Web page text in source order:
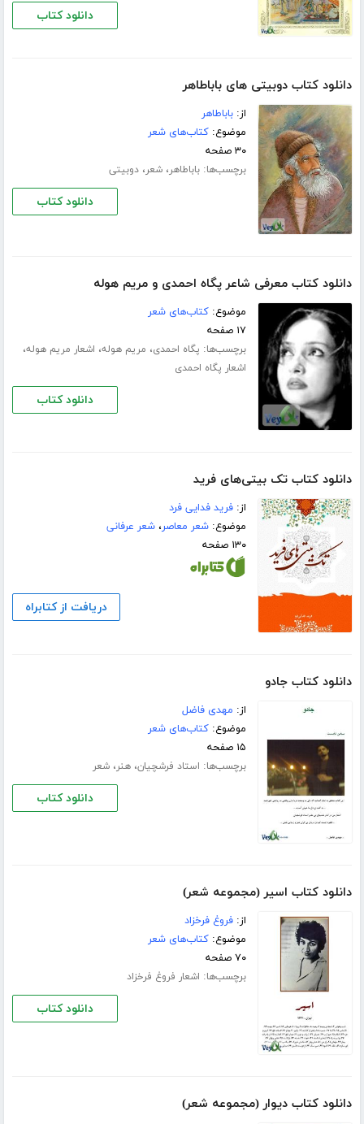
دانلود کتاب
دانلود کتاب دوبیتی های باباطاهر
از:باباطاهر
موضوع:کتاب‌های شعر
۳۰ صفحه
برچسب‌ها:باباطاهر،شعر،دوبیتی
دانلود کتاب
دانلود کتاب معرفی شاعر پگاه احمدی و مریم هوله
موضوع:کتاب‌های شعر
۱۷ صفحه
برچسب‌ها: پگاه احمدی، مریم هوله، اشعار مریم هوله،
اشعار پگاه احمدی
دانلود کتاب
دانلود کتاب تک بیتی‌های فرید
از:فرید فدایی فرد
موضوع:شعر معاصر،شعر عرفانی
۱۳۰ صفحه
دریافت از کتابراه
دانلود کتاب جادو
از: مهدی فاضل
موضوع:کتاب‌های شعر
۱۵ صفحه
برچسب‌ها: استاد فرشچیان،هنر،شعر
دانلود کتاب
دانلود کتاب اسیر (مجموعه شعر)
از:فروغ فرخزاد
موضوع:کتاب‌های شعر
۷۰ صفحه
برچسب‌ها: اشعار فروغ فرخزاد
دانلود کتاب
دانلود کتاب دیوار (مجموعه شعر)